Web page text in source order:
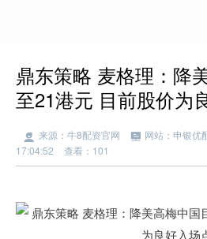
鼎东策略 麦格理：降
至21港元 目前股价为
来源：牛8配资官网 网站：申银优
17:04:52
查看：101